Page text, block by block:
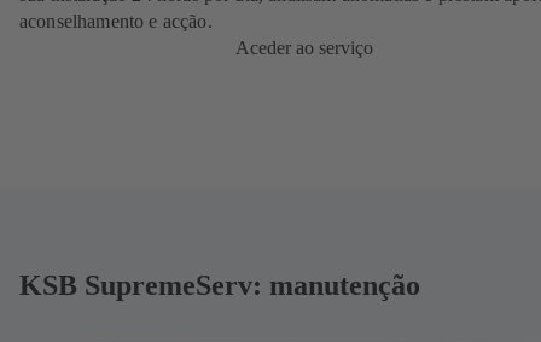
aconselhamento e acção.
Aceder ao serviço
KSB SupremeServ: manutenção